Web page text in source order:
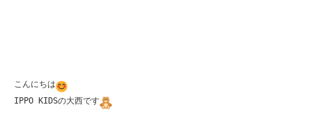
こんにちは
IPPO KIDSの大西です